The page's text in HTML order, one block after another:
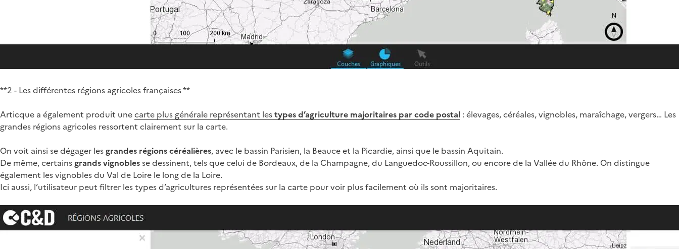
**2 - Les différentes régions agricoles françaises **
Articque a également produit unecarte plus générale représentant lestypes d’agriculture majoritaires par code postal : élevages, céréales, vignobles, maraîchage, vergers… Les
grandes régions agricoles ressortent clairement sur la carte.
On voit ainsi se dégager les grandes régions céréalières, avec le bassin Parisien, la Beauce et la Picardie, ainsi que le bassin Aquitain.
De même, certains grands vignoblesse dessinent, tels que celui de Bordeaux, de la Champagne, du Languedoc-Roussillon, ou encore de la Vallée du Rhône. On distingue
également les vignobles du Val de Loire le long de la Loire.
Ici aussi, l’utilisateur peut filtrer les types d’agricultures représentées sur la carte pour voir plus facilement où ils sont majoritaires.